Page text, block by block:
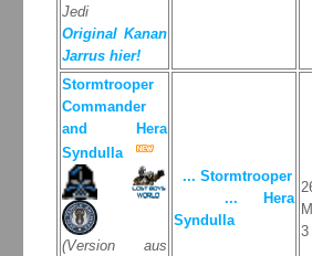
Jedi
Original Kanan
Jarrus hier!
Stormtrooper
Commander
and Hera
Syndulla
(Version aus
... Stormtrooper
... Hera
Syndulla
3